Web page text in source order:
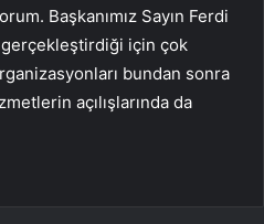
Başkanımız Sayın Ferdi
gerçekleştirdiği için çok
bundan sonra
açılışlarında da